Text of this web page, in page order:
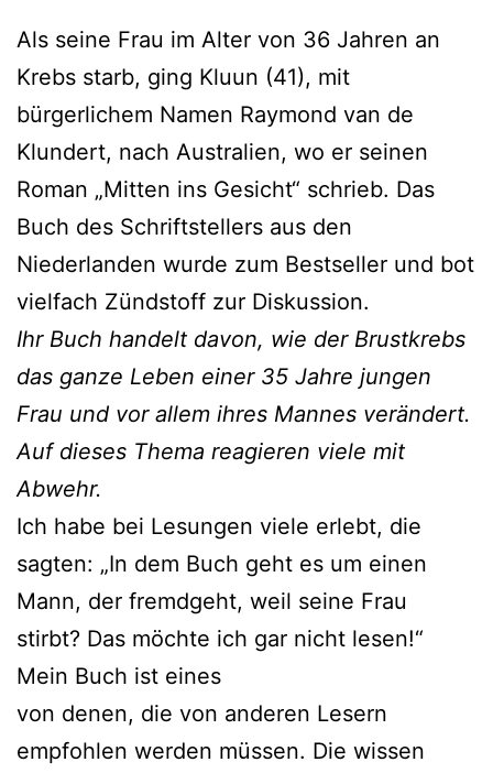
Als seine Frau im Alter von 36 Jahren an
Krebs starb, ging Kluun (41), mit
bürgerlichem Namen Raymond van de
Klundert, nach Australien, wo er seinen
Roman „Mitten ins Gesicht“ schrieb. Das
Buch des Schriftstellers aus den
Niederlanden wurde zum Bestseller und bot
vielfach Zündstoff zur Diskussion.
Ihr Buch handelt davon, wie der Brustkrebs
das ganze Leben einer 35 Jahre jungen
Frau und vor allem ihres Mannes verändert.
Auf dieses Thema reagieren viele mit
Abwehr.
Ich habe bei Lesungen viele erlebt, die
sagten: „In dem Buch geht es um einen
Mann, der fremdgeht, weil seine Frau
stirbt? Das möchte ich gar nicht lesen!“
Mein Buch ist eines
von denen, die von anderen Lesern
empfohlen werden müssen. Die wissen